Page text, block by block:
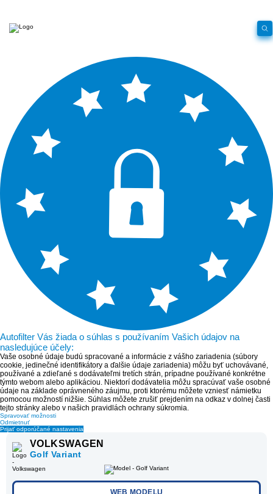
Autofilter Vás žiada o súhlas s používaním Vašich údajov na
nasledujúce účely:
Vaše osobné údaje budú spracované a informácie z vášho zariadenia (súbory
cookie, jedinečné identifikátory a ďalšie údaje zariadenia) môžu byť uchovávané,
používané a zdieľané s dodávateľmi tretích strán, prípadne používané konkrétne
týmto webom alebo aplikáciou. Niektorí dodávatelia môžu spracúvať vaše osobné
údaje na základe oprávneného záujmu, proti ktorému môžete vzniesť námietku
pomocou možností nižšie. Súhlas môžete zrušiť prejdením na odkaz v dolnej časti
tejto stránky alebo v našich pravidlách ochrany súkromia.
Spravovať možnosti
Odmietnuť
Prijať odporúčané nastavenia
VOLKSWAGEN
Golf Variant
WEB MODELU